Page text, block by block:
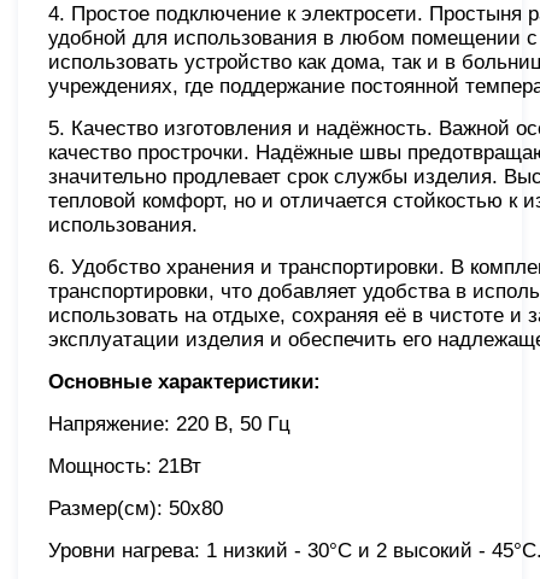
4. Простое подключение к электросети. Простыня
удобной для использования в любом помещении с
использовать устройство как дома, так и в
учреждениях, где поддержание постоянной
5. Качество изготовления и надёжность. Важной
качество прострочки. Надёжные швы
значительно продлевает срок службы изделия.
тепловой комфорт, но и отличается стойкостью к
использования.
6. Удобство хранения и транспортировки. В
транспортировки, что добавляет удобства в
использовать на отдыхе, сохраняя её в чистоте
эксплуатации изделия и обеспечить его
Основные характеристики:
Напряжение: 220 В, 50 Гц
Мощность: 21Вт
Размер(см): 50x80
Уровни нагрева: 1 низкий - 30°C и 2 высокий -